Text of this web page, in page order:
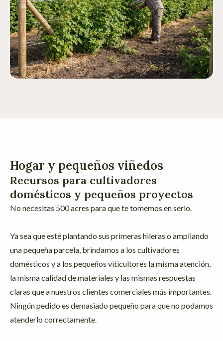
Hogar y pequeños viñedos
Recursos para cultivadores
domésticos y pequeños proyectos
No necesitas 500 acres para que te tomemos en serio.
Ya sea que esté plantando sus primeras hileras o ampliando
una pequeña parcela, brindamos a los cultivadores
domésticos y a los pequeños viticultores la misma atención,
la misma calidad de materiales y las mismas respuestas
claras que a nuestros clientes comerciales más importantes.
Ningún pedido es demasiado pequeño para que no podamos
atenderlo correctamente.